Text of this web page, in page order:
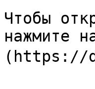
Чтобы
нажмите
(https://